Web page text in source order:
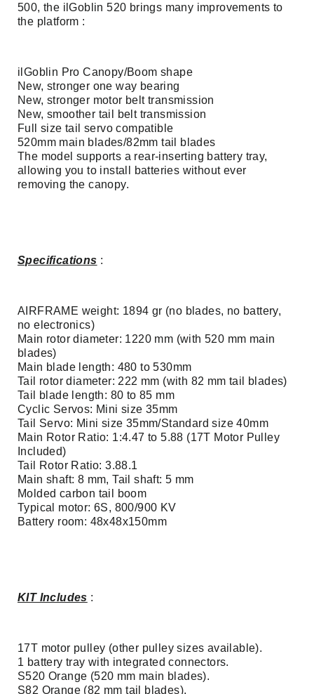
500, the ilGoblin 520 brings many improvements to
the platform :
ilGoblin Pro Canopy/Boom shape
New, stronger one way bearing
New, stronger motor belt transmission
New, smoother tail belt transmission
Full size tail servo compatible
520mm main blades/82mm tail blades
The model supports a rear-inserting battery tray,
allowing you to install batteries without ever
removing the canopy.
Specifications :
AIRFRAME weight: 1894 gr (no blades, no battery,
no electronics)
Main rotor diameter: 1220 mm (with 520 mm main
blades)
Main blade length: 480 to 530mm
Tail rotor diameter: 222 mm (with 82 mm tail blades)
Tail blade length: 80 to 85 mm
Cyclic Servos: Mini size 35mm
Tail Servo: Mini size 35mm/Standard size 40mm
Main Rotor Ratio: 1:4.47 to 5.88 (17T Motor Pulley
Included)
Tail Rotor Ratio: 3.88.1
Main shaft: 8 mm, Tail shaft: 5 mm
Molded carbon tail boom
Typical motor: 6S, 800/900 KV
Battery room: 48x48x150mm
KIT Includes :
17T motor pulley (other pulley sizes available).
1 battery tray with integrated connectors.
S520 Orange (520 mm main blades).
S82 Orange (82 mm tail blades).